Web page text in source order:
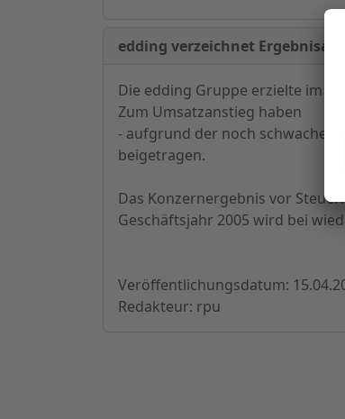
edding verzeichnet
Die edding Gruppe erzielte im
Zum Umsatzanstieg haben
- aufgrund der noch schwachen
beigetragen.
Das Konzernergebnis vor
Geschäftsjahr 2005 wird bei
Veröffentlichungsdatum:
Redakteur: rpu